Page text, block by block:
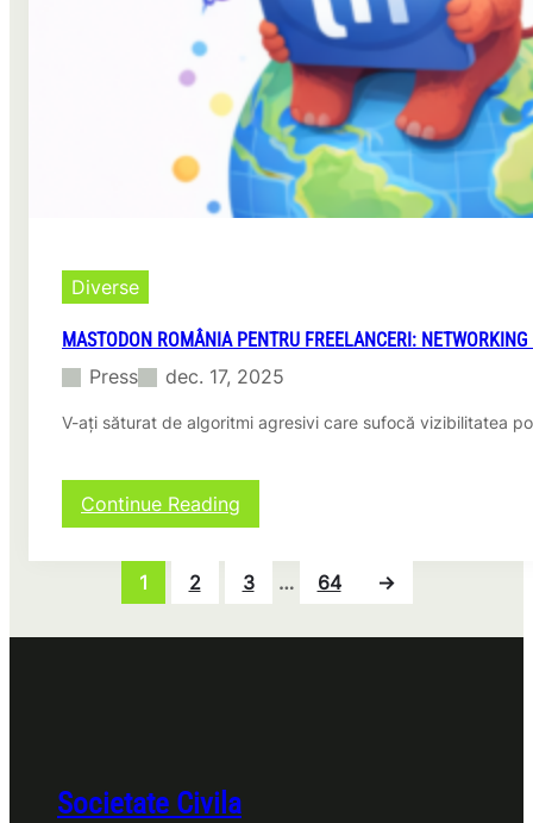
este
momentul
perfect
sa
alegi
gradinita
potrivita
pentru
copilul
Diverse
MASTODON ROMÂNIA PENTRU FREELANCERI: NETWORKING
Press dec. 17, 2025
V-ați săturat de algoritmi agresivi care sufocă vizibilitatea
Continue Reading
Mastodon
pentru
freelanceri:
1 2 3 … 64 →
Societate Civila